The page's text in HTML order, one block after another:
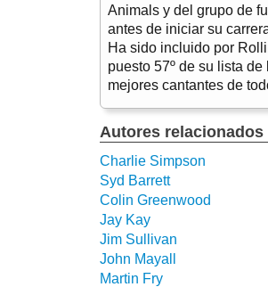
Animals y del grupo de
antes de iniciar su
Ha sido incluido por
puesto 57º de su lista de
mejores cantantes de
Autores relacionados
Charlie Simpson
Syd Barrett
Colin Greenwood
Jay Kay
Jim Sullivan
John Mayall
Martin Fry